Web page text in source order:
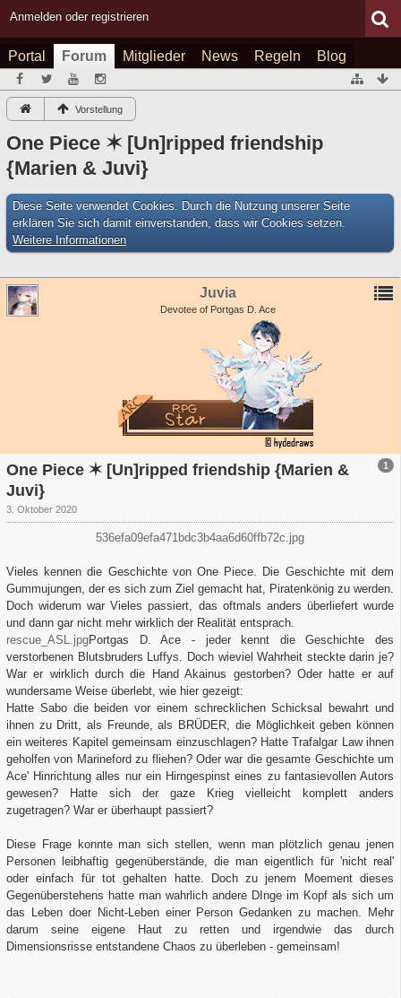
Anmelden oder registrieren
Portal Forum Mitglieder News Regeln Blog
Vorstellung
One Piece ✶ [Un]ripped friendship
{Marien & Juvi}
Diese Seite verwendet Cookies. Durch die Nutzung unserer Seite
erklären Sie sich damit einverstanden, dass wir Cookies setzen.
Weitere Informationen
Juvia
Devotee of Portgas D. Ace
1
One Piece ✶ [Un]ripped friendship {Marien &
Juvi}
3. Oktober 2020
536efa09efa471bdc3b4aa6d60ffb72c.jpg
Vieles kennen die Geschichte von One Piece. Die Geschichte mit dem
Gummujungen, der es sich zum Ziel gemacht hat, Piratenkönig zu werden.
Doch widerum war Vieles passiert, das oftmals anders überliefert wurde
und dann gar nicht mehr wirklich der Realität entsprach.
rescue_ASL.jpgPortgas D. Ace - jeder kennt die Geschichte des
verstorbenen Blutsbruders Luffys. Doch wieviel Wahrheit steckte darin je?
War er wirklich durch die Hand Akainus gestorben? Oder hatte er auf
wundersame Weise überlebt, wie hier gezeigt:
Hatte Sabo die beiden vor einem schrecklichen Schicksal bewahrt und
ihnen zu Dritt, als Freunde, als BRÜDER, die Möglichkeit geben können
ein weiteres Kapitel gemeinsam einzuschlagen? Hatte Trafalgar Law ihnen
geholfen von Marineford zu fliehen? Oder war die gesamte Geschichte um
Ace' Hinrichtung alles nur ein Hirngespinst eines zu fantasievollen Autors
gewesen? Hatte sich der gaze Krieg vielleicht komplett anders
zugetragen? War er überhaupt passiert?
Diese Frage konnte man sich stellen, wenn man plötzlich genau jenen
Personen leibhaftig gegenüberstände, die man eigentlich für 'nicht real'
oder einfach für tot gehalten hatte. Doch zu jenem Moement dieses
Gegenüberstehens hatte man wahrlich andere DInge im Kopf als sich um
das Leben doer Nicht-Leben einer Person Gedanken zu machen. Mehr
darum seine eigene Haut zu retten und irgendwie das durch
Dimensionsrisse entstandene Chaos zu überleben - gemeinsam!